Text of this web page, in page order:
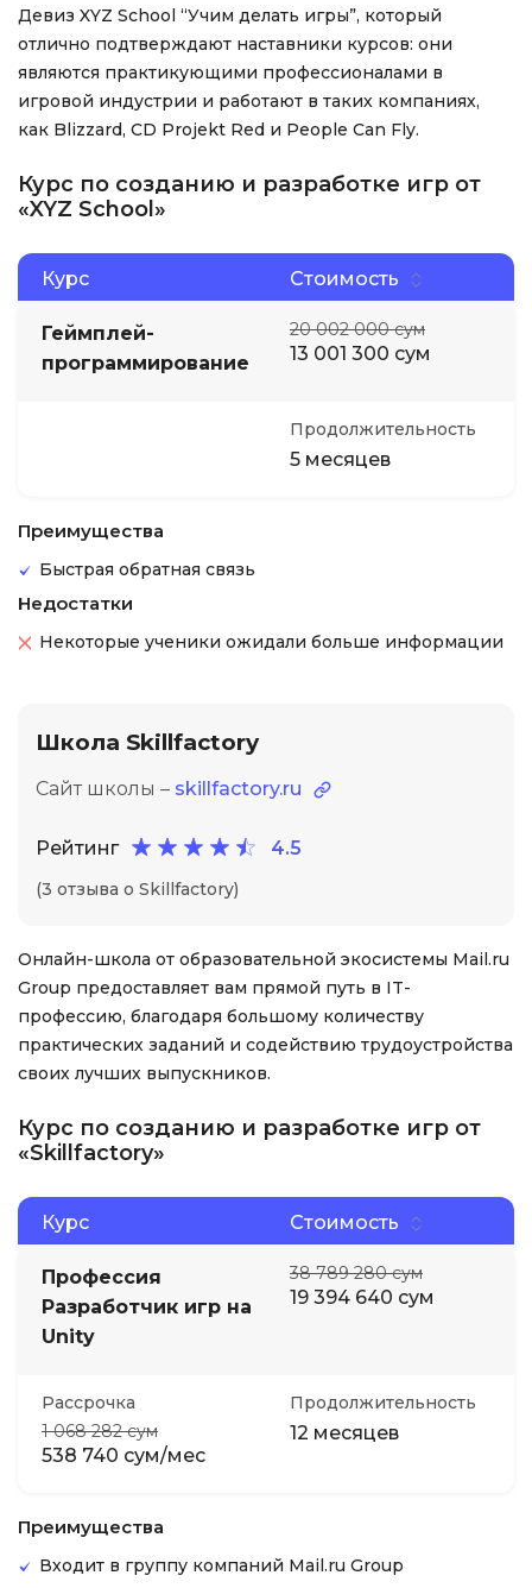
Девиз XYZ School “Учим делать игры”, который
отлично подтверждают наставники курсов: они
являются практикующими профессионалами в
игровой индустрии и работают в таких компаниях,
как Blizzard, CD Projekt Red и People Can Fly.
Курс по созданию и разработке игр от
«XYZ School»
Курс Стоимость
Геймплей-
программирование
20 002 000 сум
13 001 300 сум
Продолжительность
5 месяцев
Преимущества
Быстрая обратная связь
Недостатки
Некоторые ученики ожидали больше информации
Школа Skillfactory
Сайт школы – skillfactory.ru
Рейтинг 4.5
(3 отзыва о Skillfactory)
Онлайн-школа от образовательной экосистемы Mail.ru
Group предоставляет вам прямой путь в IT-
профессию, благодаря большому количеству
практических заданий и содействию трудоустройства
своих лучших выпускников.
Курс по созданию и разработке игр от
«Skillfactory»
Курс Стоимость
Профессия
Разработчик игр на
Unity
38 789 280 сум
19 394 640 сум
Рассрочка
1 068 282 сум
538 740 сум/мес
Продолжительность
12 месяцев
Преимущества
Входит в группу компаний Mail.ru Group